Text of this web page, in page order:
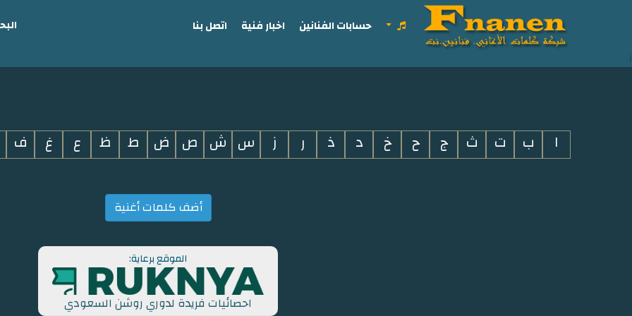
i
حسابات الفنانين اخبار فنية اتصل بنا
ا ب ت ث ج ح خ د ذ ر ز س ش ص ض ط ظ ع غ ف
أضف كلمات أغنية
الموقع برعاية:
احصائيات فريدة لدوري روشن السعودي